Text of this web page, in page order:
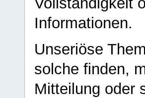
Informationen.
Unseriöse
solche finden,
Mitteilung oder